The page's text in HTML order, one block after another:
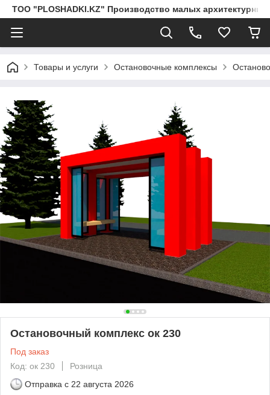
ТОО "PLOSHADKI.KZ" Производство малых
Товары и услуги Остановочные комплексы
Остановочный комплекс ок 230
Под заказ
Код: ок 230
Розница
Отправка с 22 августа 2026